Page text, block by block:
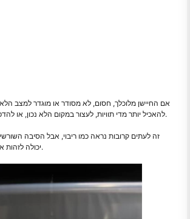
אם החיישן מלוכלך, חסום, לא מסודר או מוגדר למצב
להאכיל יותר מדי תוויות, לעצור במקום הלא נכון, או להדפיס על פני פערי תוויות.
זה לעתים קרובות נראה כמו ריבוי, אבל הסיבה
יכולה לזהות את מיקום התווית כראוי.